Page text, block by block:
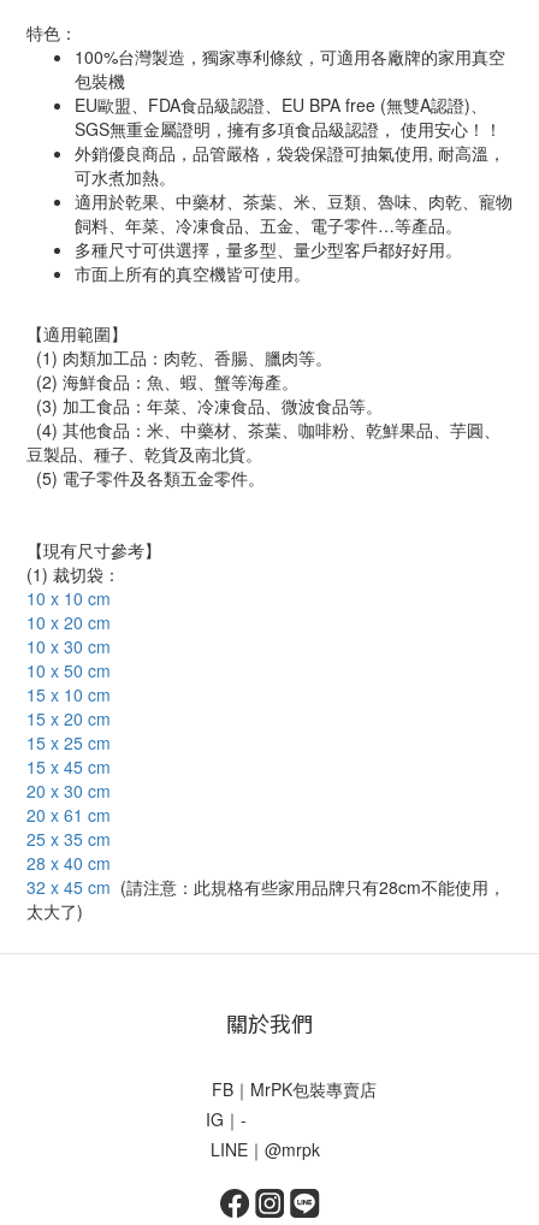
特色：
100%台灣製造，獨家專利條紋，可適用各廠牌的家用真空
包裝機
EU歐盟、FDA食品級認證、EU BPA free (無雙A認證)、
SGS無重金屬證明，擁有多項食品級認證， 使用安心！！
外銷優良商品，品管嚴格，袋袋保證可抽氣使用, 耐高溫，
可水煮加熱。
適用於乾果、中藥材、茶葉、米、豆類、魯味、肉乾、寵物
飼料、年菜、冷凍食品、五金、電子零件…等產品。
多種尺寸可供選擇，量多型、量少型客戶都好好用。
市面上所有的真空機皆可使用。
【適用範圍】
(1) 肉類加工品：肉乾、香腸、臘肉等。
(2) 海鮮食品：魚、蝦、蟹等海產。
(3) 加工食品：年菜、冷凍食品、微波食品等。
(4) 其他食品：米、中藥材、茶葉、咖啡粉、乾鮮果品、芋圓、
豆製品、種子、乾貨及南北貨。
(5) 電子零件及各類五金零件。
【現有尺寸參考】
(1) 裁切袋：
10 x 10 cm
10 x 20 cm
10 x 30 cm
10 x 50 cm
15 x 10 cm
15 x 20 cm
15 x 25 cm
15 x 45 cm
20 x 30 cm
20 x 61 cm
25 x 35 cm
28 x 40 cm
32 x 45 cm (請注意：此規格有些家用品牌只有28cm不能使用，
太大了)
關於我們
FB｜MrPK包裝專賣店
IG｜-
LINE｜@mrpk